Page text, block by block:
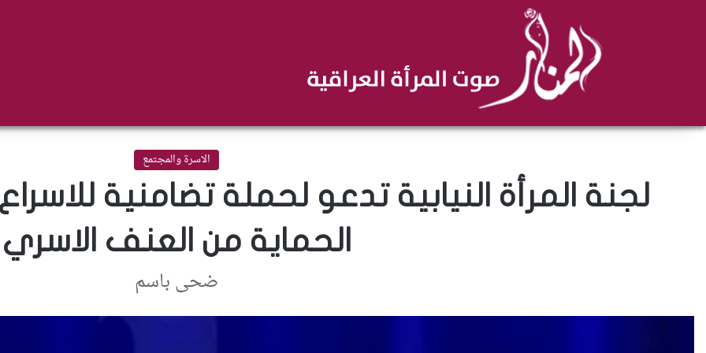
الاسرة والمجتمع
لجنة المرأة النيابية تدعو لحملة تضامنية
الحماية من العنف الاسري
ضحى باسم